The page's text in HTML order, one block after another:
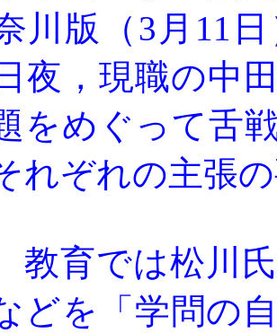
川版（ 3月11
夜，現職の中
をめぐって舌
れぞれの主張
では松川氏
どを「学問の